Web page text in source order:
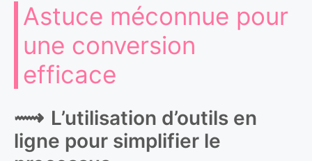
Astuce méconnue pour
une conversion
efficace
L’utilisation d’outils en
ligne pour simplifier le